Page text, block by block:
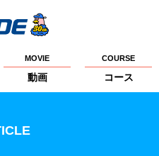
MOVIE
動画
COURSE
コース